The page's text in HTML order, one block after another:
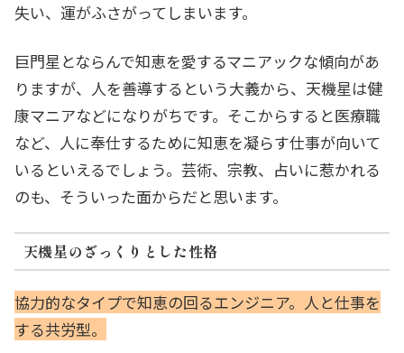
失い、運がふさがってしまいます。
巨門星とならんで知恵を愛するマニアックな傾向があ
りますが、人を善導するという大義から、天機星は健
康マニアなどになりがちです。そこからすると医療職
など、人に奉仕するために知恵を凝らす仕事が向いて
いるといえるでしょう。芸術、宗教、占いに惹かれる
のも、そういった面からだと思います。
天機星のざっくりとした性格
協力的なタイプで知恵の回るエンジニア。人と仕事を
する共労型。